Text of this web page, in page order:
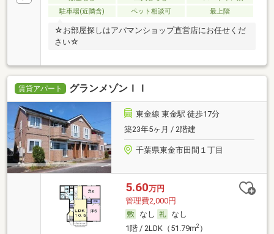
駐車場(近隣含)
ペット相談可 最上階
☆お部屋探しはアパマンショップ直営店にお任せくだ
さい☆
賃貸アパート グランメゾンＩＩ
東金線 東金駅 徒歩17分
築23年5ヶ月 / 2階建
千葉県東金市田間１丁目
5.60万円
管理費2,000円
なし
なし
1階 / 2LDK（51.79m2）